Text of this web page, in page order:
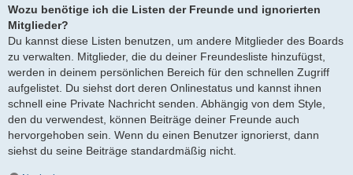
Wozu benötige ich die Listen der Freunde und ignorierten
Mitglieder?
Du kannst diese Listen benutzen, um andere Mitglieder des Boards
zu verwalten. Mitglieder, die du deiner Freundesliste hinzufügst,
werden in deinem persönlichen Bereich für den schnellen Zugriff
aufgelistet. Du siehst dort deren Onlinestatus und kannst ihnen
schnell eine Private Nachricht senden. Abhängig von dem Style,
den du verwendest, können Beiträge deiner Freunde auch
hervorgehoben sein. Wenn du einen Benutzer ignorierst, dann
siehst du seine Beiträge standardmäßig nicht.